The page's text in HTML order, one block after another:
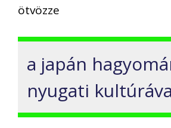
ötvözze
a japán
nyugati